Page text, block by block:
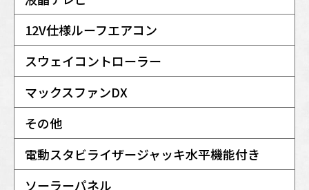
12V仕様ルーフエアコン
スウェイコントローラー
マックスファンDX
その他
電動スタビライザージャッキ水平機能付き
ソーラーパネル